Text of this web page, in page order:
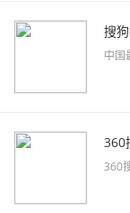
搜
中国
360
360